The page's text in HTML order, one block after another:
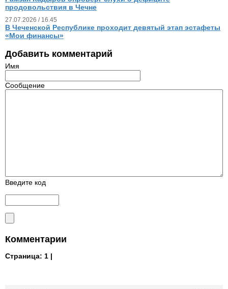
продовольствия в Чечне
27.07.2026 / 16.45
В Чеченской Республике проходит девятый этап эстафеты
«Мои финансы»
Добавить комментарий
Имя
Сообщение
Введите код
Комментарии
Страница: 1 |